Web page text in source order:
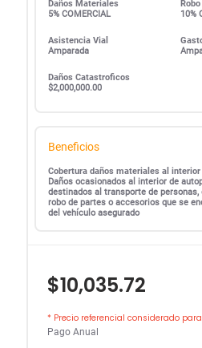
Daños Materiales
5% COMERCIAL
Robo
10%
Asistencia Vial
Amparada
Daños Catastroficos
$2,000,000.00
Beneficios
Cobertura daños materiales al
Daños ocasionados al interior de
destinados al transporte de
robo de partes o accesorios que se
del vehículo asegurado
$10,035.72
* Precio referencial considerado
Pago Anual